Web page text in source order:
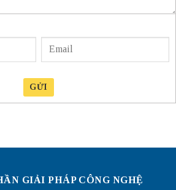
GỬI
GIẢI PHÁP CÔNG NGHỆ